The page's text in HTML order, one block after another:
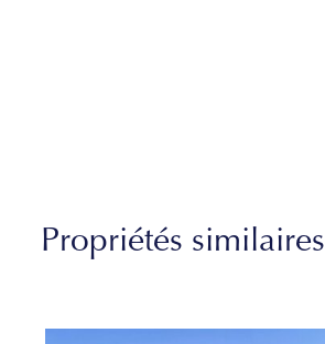
Propriétés similaires